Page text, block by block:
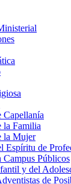
Capellanía
la Familia
la Mujer
Espíritu de
Públicos
y del
de